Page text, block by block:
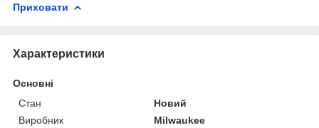
Приховати
Характеристики
Основні
Стан
Новий
Виробник
Milwaukee